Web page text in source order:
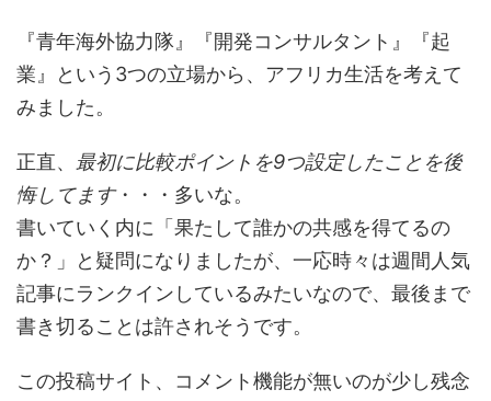
『青年海外協力隊』『開発コンサルタント』『起
業』という3つの立場から、アフリカ生活を考えて
みました。
正直、 最初に比較ポイントを9つ設定したことを後
悔してます・・・多いな。
書いていく内に「果たして誰かの共感を得てるの
か？」と疑問になりましたが、一応時々は週間人気
記事にランクインしているみたいなので、最後まで
書き切ることは許されそうです。
この投稿サイト、コメント機能が無いのが少し残念